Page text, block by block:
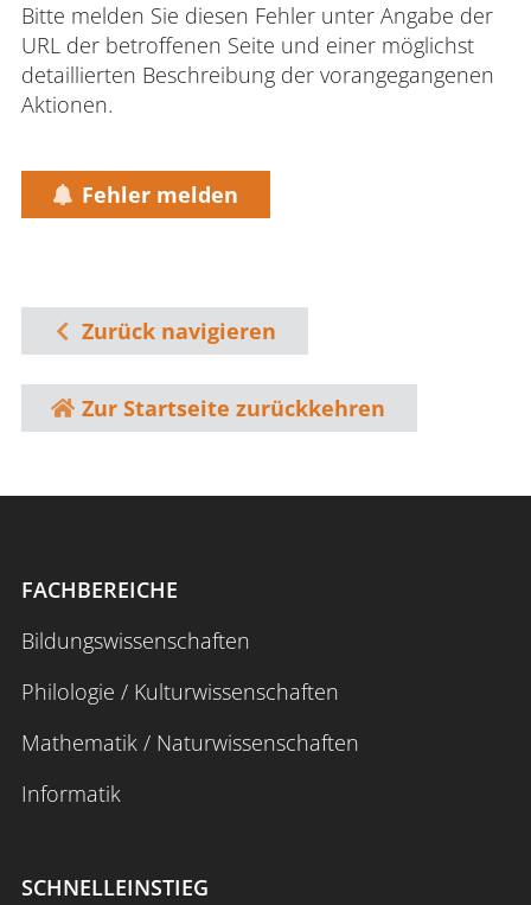
Bitte melden Sie diesen Fehler unter Angabe der
URL der betroffenen Seite und einer möglichst
detaillierten Beschreibung der vorangegangenen
Aktionen.
Fehler melden
Zurück navigieren
Zur Startseite zurückkehren
FACHBEREICHE
Bildungswissenschaften
Philologie / Kulturwissenschaften
Mathematik / Naturwissenschaften
Informatik
SCHNELLEINSTIEG